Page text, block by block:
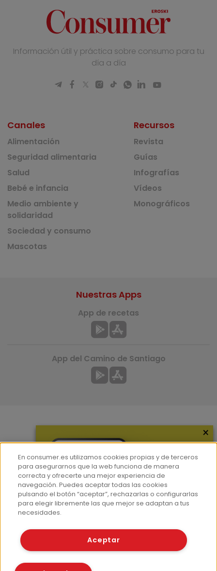
Información útil y práctica sobre consumo para tu
día a día
Canales
Alimentación
Seguridad alimentaria
Salud
Bebé e infancia
Medio ambiente y
solidaridad
Sociedad y consumo
Mascotas
Recursos
Revista
Guías
Infografías
Vídeos
Monográficos
Hemeroteca
Contacto
Prensa
Corpus Lingüístico Consumer
Nuestras Apps
App de recetas
App del Camino de Santiago
© Fundación EROSKI
Políticas de cookies
×
En consumer.es utilizamos cookies propias y de terceros
para asegurarnos que la web funciona de manera
correcta y ofrecerte una mejor experiencia de
navegación. Puedes aceptar todas las cookies
pulsando el botón “aceptar”, rechazarlas o configurarlas
para elegir libremente las que mejor se adaptan a tus
necesidades.
Aceptar